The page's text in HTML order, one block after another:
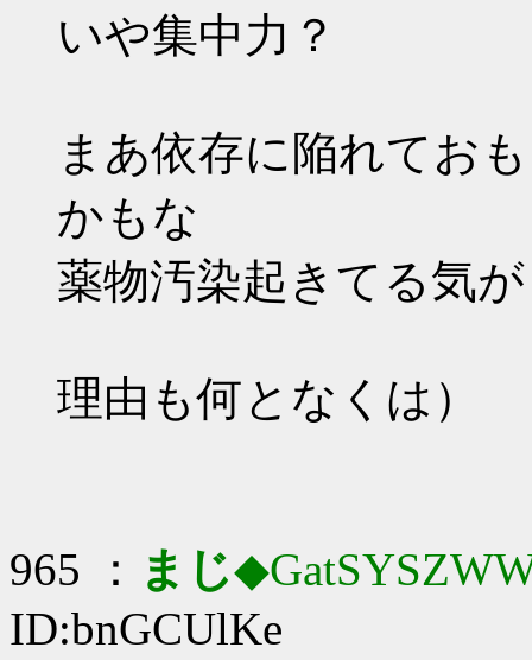
いや集中力？
まあ依存に陥れてお
かもな
薬物汚染起きてる気
理由も何となくは）
965 ： まじ
ID:bnGCUlKe